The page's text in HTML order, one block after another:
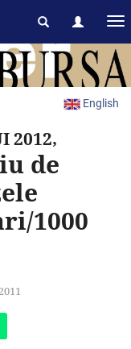
English
2012,
de
1000